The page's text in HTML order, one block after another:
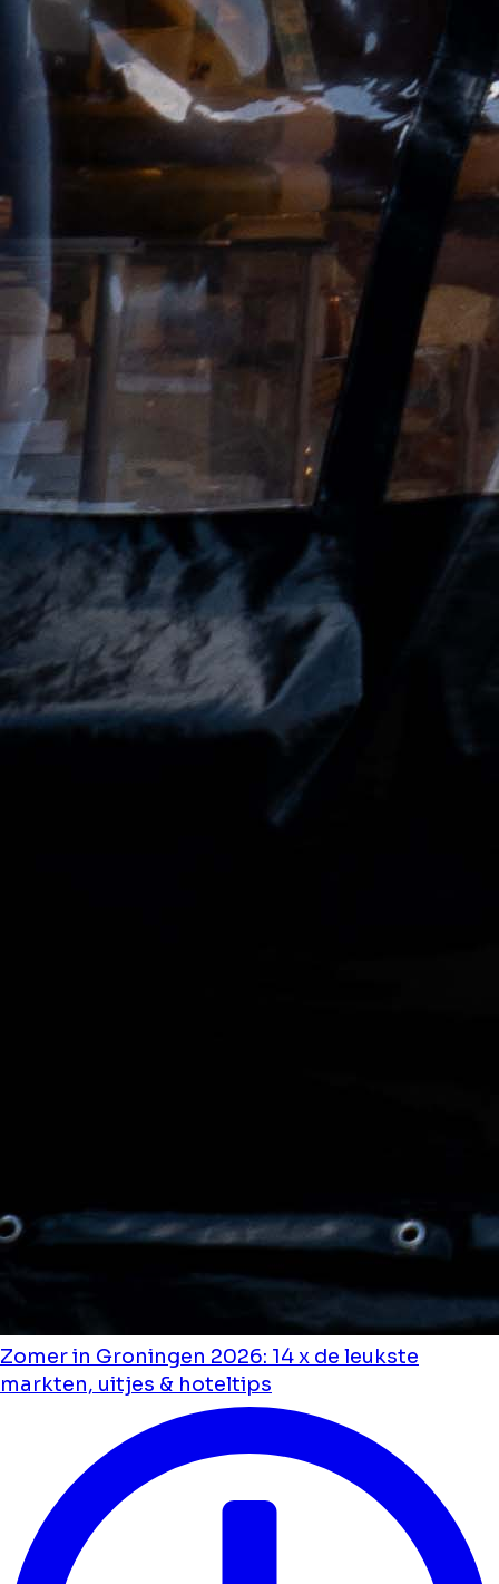
Zomer in Groningen 2026: 14 x de leukste
markten, uitjes & hoteltips